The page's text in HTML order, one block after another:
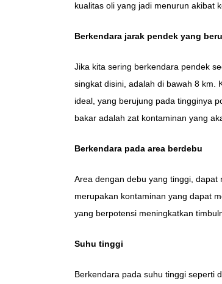
kualitas oli yang jadi menurun akibat
Berkendara jarak pendek yang
Jika kita sering berkendara pendek
singkat disini, adalah di bawah 8 km.
ideal, yang berujung pada tingginya
bakar adalah zat kontaminan yang
Berkendara pada area berdebu
Area dengan debu yang tinggi,
merupakan kontaminan yang dapat
yang berpotensi meningkatkan
Suhu tinggi
Berkendara pada suhu tinggi seperti